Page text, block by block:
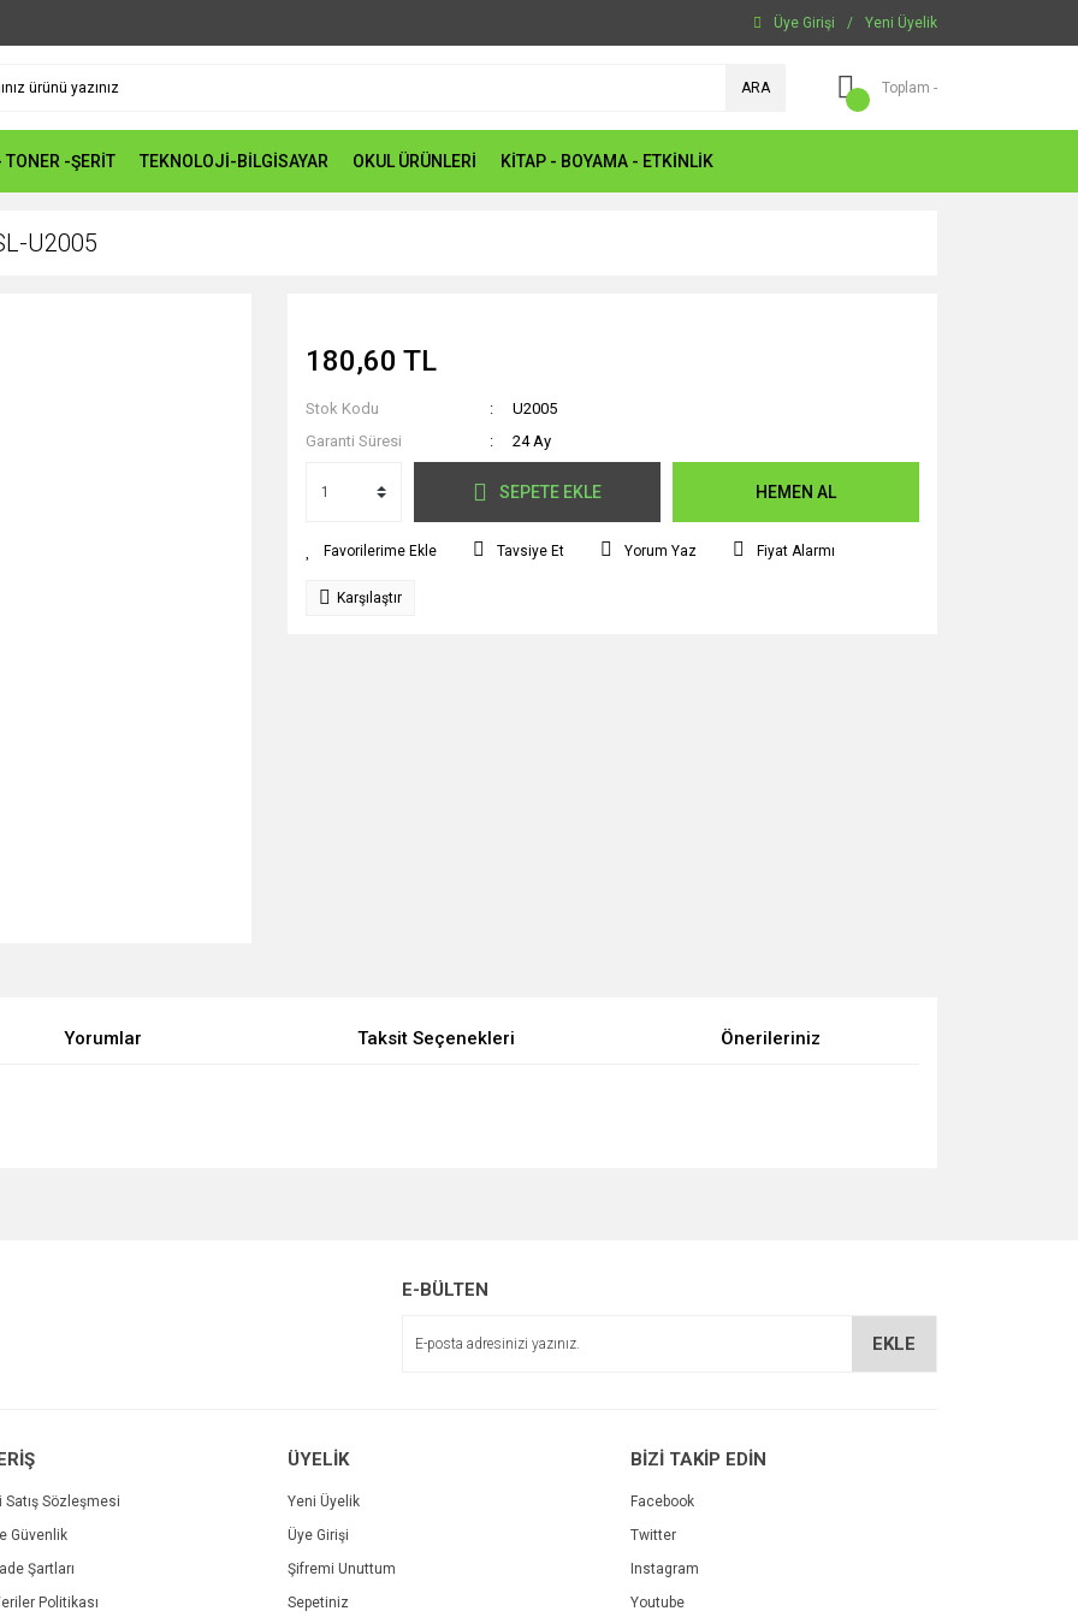
Üye Girişi / Yeni Üyelik
ARA Toplam -
TONER -ŞERİT TEKNOLOJİ-BİLGİSAYAR OKUL ÜRÜNLERİ KİTAP - BOYAMA - ETKİNLİK
U2005
180,60 TL
Stok Kodu
U2005
Garanti Süresi
24 Ay
SEPETE EKLE HEMEN AL
Tavsiye Et Yorum Yaz Fiyat Alarmı
Karşılaştır
Yorumlar Taksit Seçenekleri Önerileriniz
E-BÜLTEN
EKLE
Satış Sözleşmesi
Güvenlik
Şartları
Politikası
ÜYELİK
Yeni Üyelik
Üye Girişi
Şifremi Unuttum
Sepetiniz
BİZİ TAKİP EDİN
Facebook
Twitter
Instagram
Youtube